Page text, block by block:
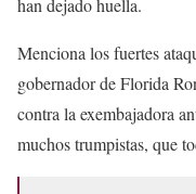
han dejado huella.
Menciona los fuertes
gobernador de Florida
contra la exembajadora
muchos trumpistas, que